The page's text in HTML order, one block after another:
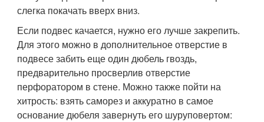
слегка покачать вверх вниз.
Если подвес качается, нужно его лучше закрепить.
Для этого можно в дополнительное отверстие в
подвесе забить еще один дюбель гвоздь,
предварительно просверлив отверстие
перфоратором в стене. Можно также пойти на
хитрость: взять саморез и аккуратно в самое
основание дюбеля завернуть его шуруповертом: